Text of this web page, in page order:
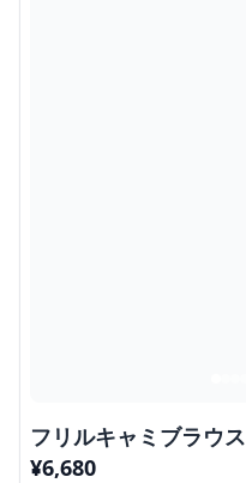
フリルキャミブラウス
¥6,680